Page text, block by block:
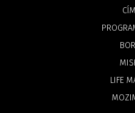
LIFE